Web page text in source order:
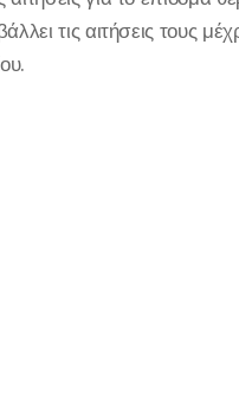
τις αιτήσεις τους